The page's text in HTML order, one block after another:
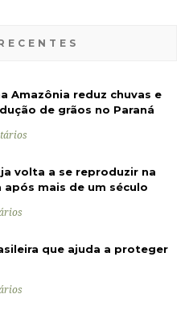
Amazônia reduz chuvas e
de grãos no Paraná
volta a se reproduzir na
após mais de um século
que ajuda a proteger